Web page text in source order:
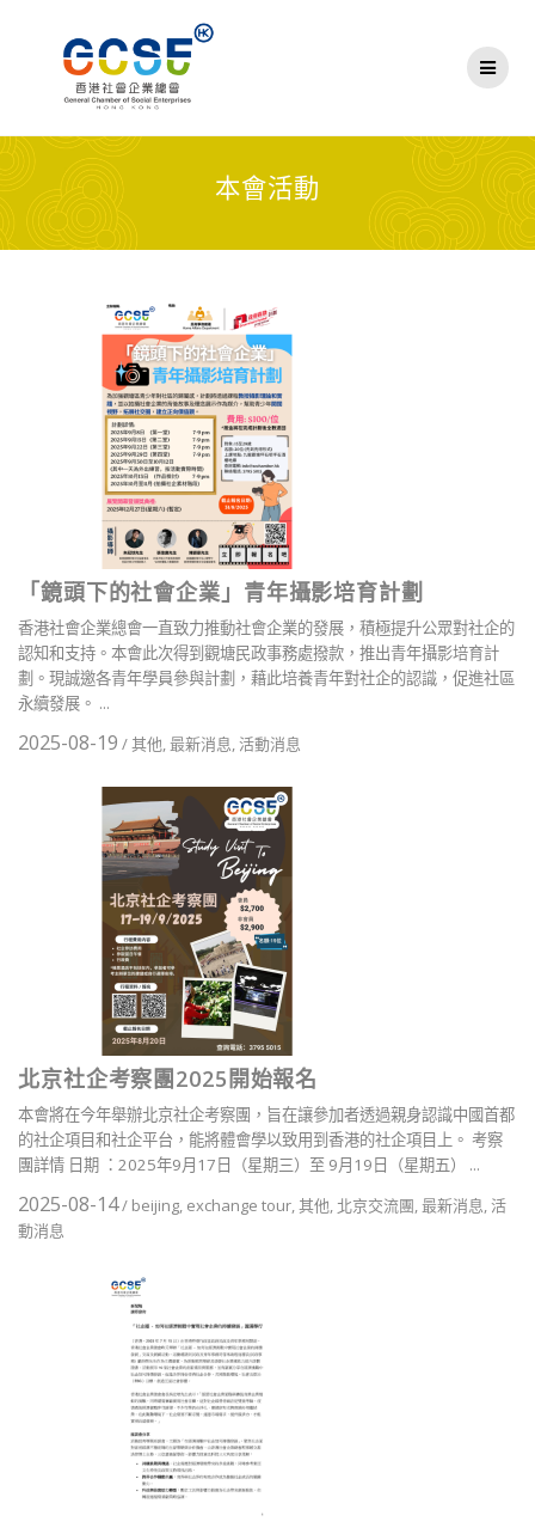
本會活動
「鏡頭下的社會企業」青年攝影培育計劃
香港社會企業總會一直致力推動社會企業的發展，積極提升公眾對社企的
認知和支持。本會此次得到觀塘民政事務處撥款，推出青年攝影培育計
劃。現誠邀各青年學員參與計劃，藉此培養青年對社企的認識，促進社區
永續發展。 ...
2025-08-19 /其他,最新消息,活動消息
北京社企考察團2025開始報名
本會將在今年舉辦北京社企考察團，旨在讓參加者透過親身認識中國首都
的社企項目和社企平台，能將體會學以致用到香港的社企項目上。 考察
團詳情 日期 ：2025年9月17日（星期三）至 9月19日（星期五） ...
2025-08-14/ beijing, exchange tour,其他, 北京交流團,最新消息,活
動消息